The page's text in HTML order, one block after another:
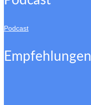
Podcast
Empfehlungen